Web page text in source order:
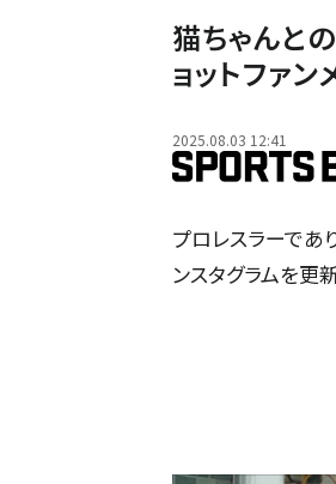
猫ちゃんと
ョットファン
2025.08.03 12:41
プロレスラーであ
ンスタグラムを更